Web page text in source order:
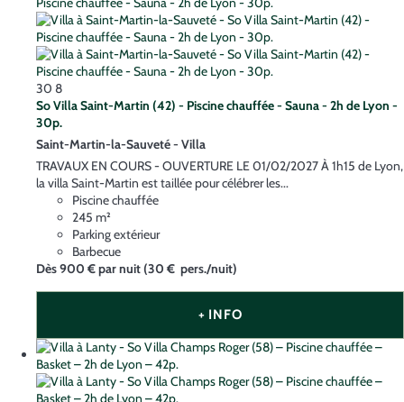
30 8
So Villa Saint-Martin (42) - Piscine chauffée - Sauna - 2h de Lyon -
30p.
Saint-Martin-la-Sauveté - Villa
TRAVAUX EN COURS - OUVERTURE LE 01/02/2027 À 1h15 de Lyon,
la villa Saint-Martin est taillée pour célébrer les...
Piscine chauffée
245 m²
Parking extérieur
Barbecue
Dès900 €par nuit(30 € pers./nuit)
+ INFO